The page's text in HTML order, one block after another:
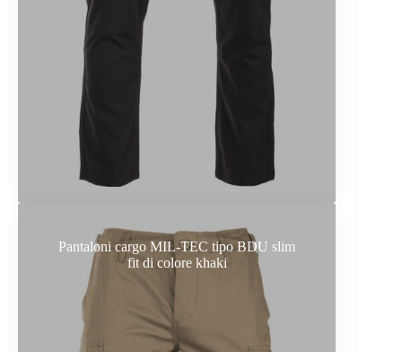
Pantaloni cargo MIL-TEC tipo BDU slim
fit di colore khaki